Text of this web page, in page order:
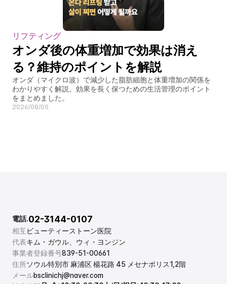
リフティング
オンダ後の体重増加で効果は消え
る？維持のポイントを解説
オンダ（マイクロ波）で減少した脂肪細胞と体重増加の関係を
わかりやすく解説。効果を長く保つための生活管理のポイント
をまとめました。
2026/08/05
相互ビューティーストーン医院
代表キム・ガウル、ウィ・ヨンジン
事業者登録番号839-51-00661
住所ソウル特別市 麻浦区 楊花路 45 メセナポリス1,2階
メールbsclinichj@naver.com
電話.02-3144-0107